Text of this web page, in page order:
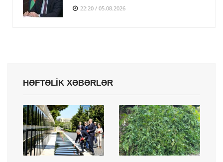
22:20 / 05.08.2026
HƏFTƏLİK XƏBƏRLƏR